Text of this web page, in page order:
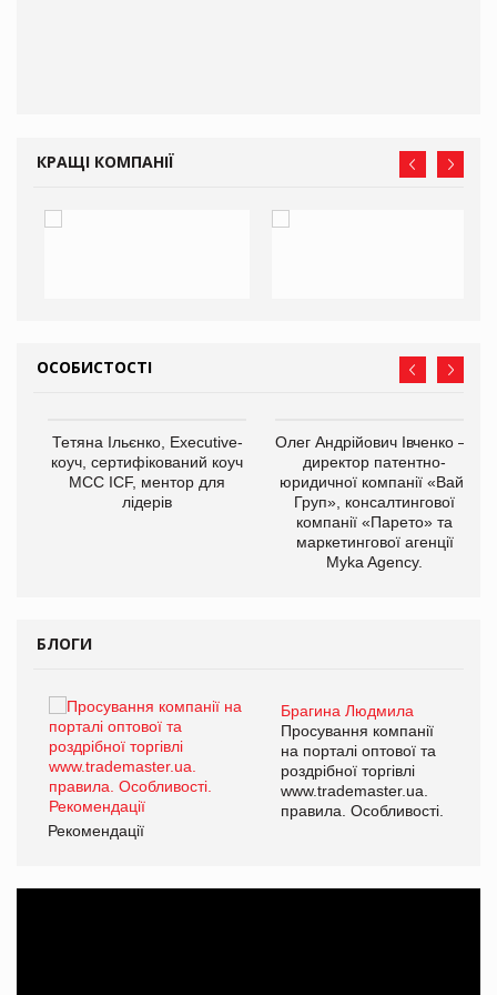
КРАЩІ КОМПАНІЇ
ОСОБИСТОСТІ
Тетяна Ільєнко, Executive-
коуч, сертифікований коуч
МСС ICF, ментор для
лідерів
Олег Андрійович Івченко —
директор патентно-
юридичної компанії «Вайз
Груп», консалтингової
компанії «Парето» та
маркетингової агенції
Myka Agency.
БЛОГИ
Брагина Людмила
Просування компанії
на порталі оптової та
роздрібної торгівлі
www.trademaster.ua.
правила. Особливості.
Рекомендації